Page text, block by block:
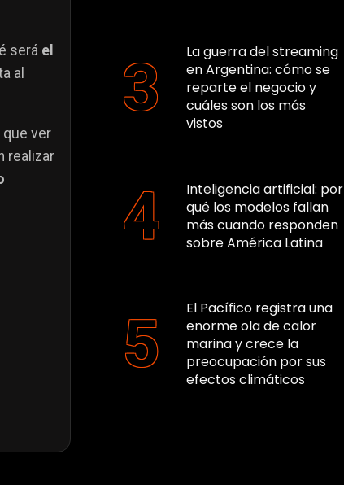
será el
al
que ver
realizar
La guerra del streaming
en Argentina: cómo se
reparte el negocio y
cuáles son los más
vistos
Inteligencia artificial: por
qué los modelos fallan
más cuando responden
sobre América Latina
El Pacífico registra una
enorme ola de calor
marina y crece la
preocupación por sus
efectos climáticos